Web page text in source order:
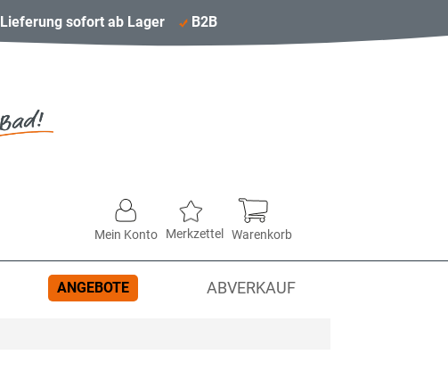
Lieferung sofort ab Lager B2B
Mein Konto Merkzettel Warenkorb
ANGEBOTE ABVERKAUF